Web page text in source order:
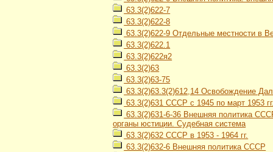
63.3(2)622-7
63.3(2)622-8
63.3(2)622-9 Отдельные местности в
63.3(2)622.1
63.3(2)622я2
63.3(2)63
63.3(2)63-75
63.3(2)63.3(2)612,14 Освобождение
63.3(2)631 СССР с 1945 по март 1953
63.3(2)631-6-36 Внешняя политика
органы юстиции. Судебная система
63.3(2)632 СССР в 1953 - 1964 гг.
63.3(2)632-6 Внешняя политика СССР